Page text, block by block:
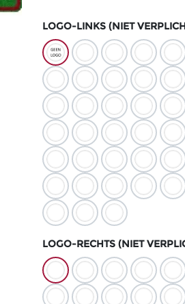
LOGO-LINKS (NIET
LOGO-RECHTS (NIET